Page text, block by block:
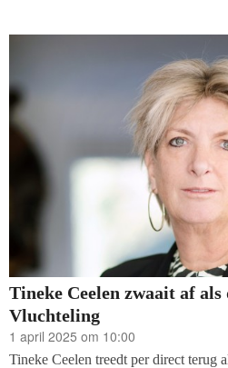
Tineke Ceelen zwaait af
Vluchteling
1 april 2025 om 10:00
Tineke Ceelen treedt per direct terug